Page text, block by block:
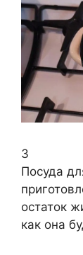
3
Посуда
остаток
как она